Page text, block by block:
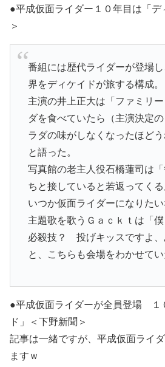
●平成仮面ライダー１０年目は「デ
＞
番組には歴代ライダーが登場
界をディケイドが旅する構成。
主演の井上正大は「ファミリ
ダを食べていたら（主演決定
ラダの味がしなくなったほどう
と語った。
写真館の老主人役石橋蓮司は
ちと接していると若返ってくる
いつか仮面ライダーになりたい
主題歌を歌うＧａｃｋｔは「僕
必殺技？ 投げキッスですよ、
と、こちらも会場をわかせてい
●平成仮面ライダーが全員登場 １
ド」＜下野新聞＞
記事は一緒ですが、平成仮面ライ
ますｗ